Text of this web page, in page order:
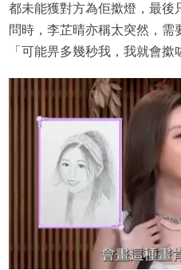
都未能獲對方為佢撳燈，最後
問時，李芷晴亦稱太突然，需
「可能畀多幾秒我，我就會撳